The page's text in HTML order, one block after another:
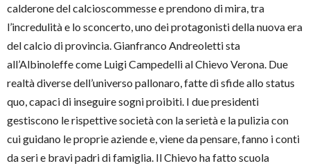
calderone del calcioscommesse e prendono di mira, tra
l’incredulità e lo sconcerto, uno dei protagonisti della nuova era
del calcio di provincia. Gianfranco Andreoletti sta
all’Albinoleffe come Luigi Campedelli al Chievo Verona. Due
realtà diverse dell’universo pallonaro, fatte di sfide allo status
quo, capaci di inseguire sogni proibiti. I due presidenti
gestiscono le rispettive società con la serietà e la pulizia con
cui guidano le proprie aziende e, viene da pensare, fanno i conti
da seri e bravi padri di famiglia. Il Chievo ha fatto scuola